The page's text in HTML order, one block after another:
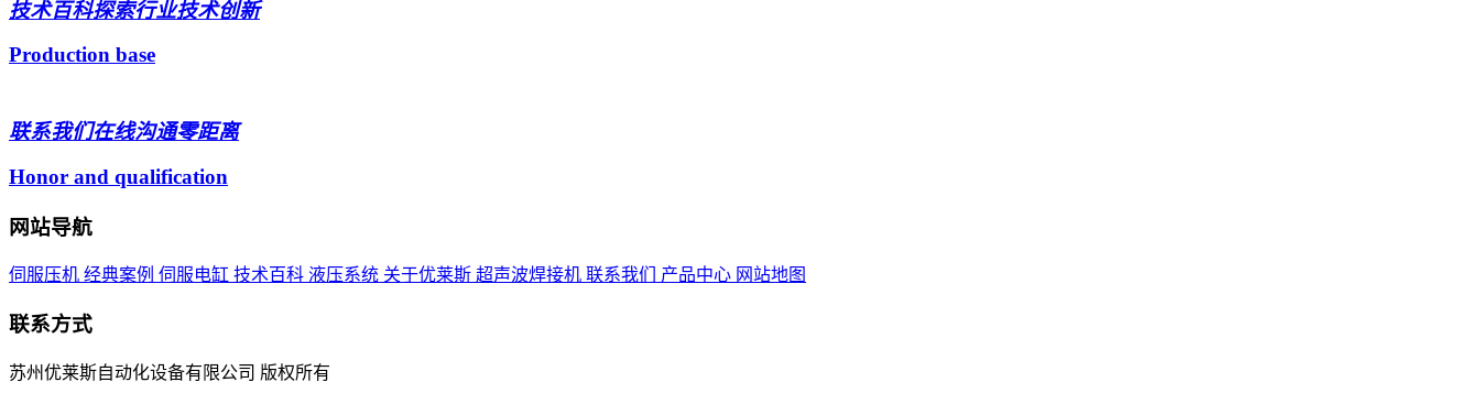
技术百科探索行业技术创新
Production base
联系我们在线沟通零距离
Honor and qualification
网站导航
伺服压机 经典案例 伺服电缸 技术百科 液压系统 关于优莱斯 超声波焊接机 联系我们 产品中心 网站地图
联系方式
苏州优莱斯自动化设备有限公司 版权所有